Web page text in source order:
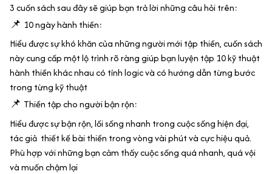
3 cuốn sách sau đây sẽ giúp bạn trả lời những câu hỏi trên:
📌 10 ngày hành thiền:
Hiểu được sự khó khăn của những người mới tập thiền, cuốn sách
này cung cấp một lộ trình rõ ràng giúp bạn luyện tập 10 kỹ thuật
hành thiền khác nhau có tính logic và có hướng dẫn từng bước
trong từng kỹ thuật
📌 Thiền tập cho người bận rộn:
Hiểu được sự bận rộn, lối sống nhanh trong cuộc sống hiện đại,
tác giả thiết kế bài thiền trong vòng vài phút và cực hiệu quả.
Phù hợp với những bạn cảm thấy cuộc sống quá nhanh, quá vội
và muốn chậm lại